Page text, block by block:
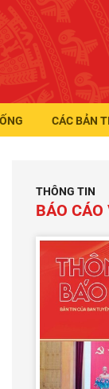
CÁC BẢN
THÔNG TIN
BÁO CÁO